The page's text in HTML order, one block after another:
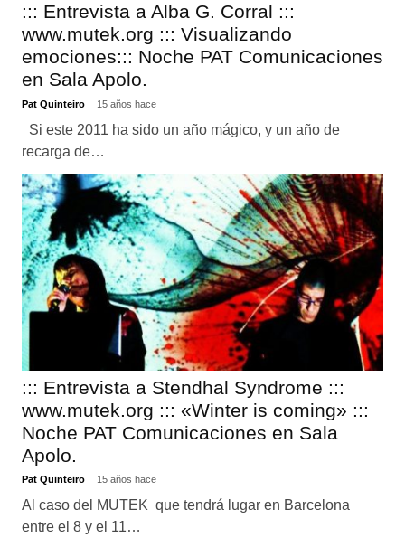
::: Entrevista a Alba G. Corral :::
www.mutek.org ::: Visualizando
emociones::: Noche PAT Comunicaciones
en Sala Apolo.
Pat Quinteiro 15 años hace
Si este 2011 ha sido un año mágico, y un año de
recarga de…
::: Entrevista a Stendhal Syndrome :::
www.mutek.org ::: «Winter is coming» :::
Noche PAT Comunicaciones en Sala
Apolo.
Pat Quinteiro 15 años hace
Al caso del MUTEK que tendrá lugar en Barcelona
entre el 8 y el 11…